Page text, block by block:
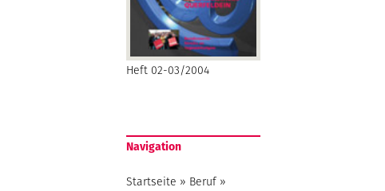
Heft 02-03/2004
Navigation
Startseite » Beruf»